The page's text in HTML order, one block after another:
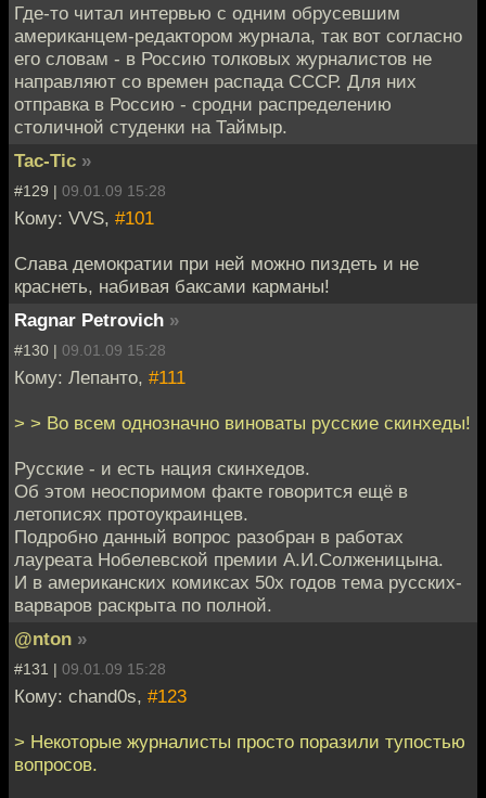
Где-то читал интервью с одним обрусевшим
американцем-редактором журнала, так вот согласно
его словам - в Россию толковых журналистов не
направляют со времен распада СССР. Для них
отправка в Россию - сродни распределению
столичной студенки на Таймыр.
Tac-Tic »
#129 | 09.01.09 15:28
Кому: VVS, #101
Слава демократии при ней можно пиздеть и не
краснеть, набивая баксами карманы!
Ragnar Petrovich »
#130 | 09.01.09 15:28
Кому: Лепанто, #111
> > Во всем однозначно виноваты русские скинхеды!
Русские - и есть нация скинхедов.
Об этом неоспоримом факте говорится ещё в
летописях протоукраинцев.
Подробно данный вопрос разобран в работах
лауреата Нобелевской премии А.И.Солженицына.
И в американских комиксах 50х годов тема русских-
варваров раскрыта по полной.
@nton »
#131 | 09.01.09 15:28
Кому: chand0s, #123
> Некоторые журналисты просто поразили тупостью
вопросов.